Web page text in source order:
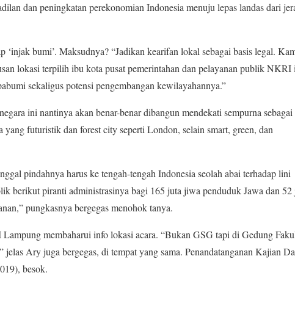
dan peningkatan perekonomian Indonesia menuju lepas landas dari
‘injak bumi’. Maksudnya? “Jadikan kearifan lokal sebagai basis legal.
lokasi terpilih ibu kota pusat pemerintahan dan pelayanan publik NKRI
sekaligus potensi pengembangan kewilayahannya.”
ini nantinya akan benar-benar dibangun mendekati sempurna sebagai
yang futuristik dan forest city seperti London, selain smart, green, dan
pindahnya harus ke tengah-tengah Indonesia seolah abai terhadap lini
berikut piranti administrasinya bagi 165 juta jiwa penduduk Jawa dan 52
pungkasnya bergegas menohok tanya.
membaharui info lokasi acara. “Bukan GSG tapi di Gedung
Ary juga bergegas, di tempat yang sama. Penandatanganan Kajian
besok.